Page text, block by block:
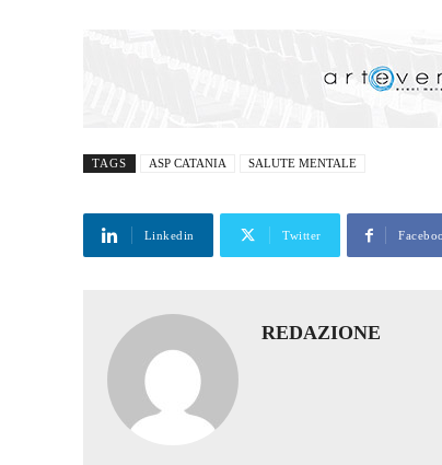
TAGS ASP CATANIA SALUTE MENTALE
Linkedin Twitter
REDAZIONE